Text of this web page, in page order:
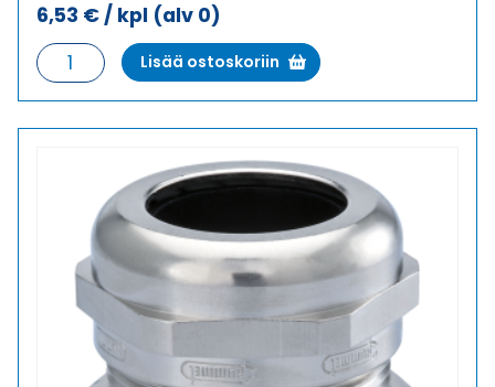
6,53 € / kpl (alv 0)
HSK-
M
9
Lisää ostoskoriin